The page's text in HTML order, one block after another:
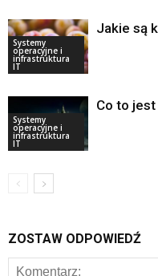
Systemy
operacyjne i
infrastruktura
IT
Jakie są
Systemy
operacyjne i
infrastruktura
IT
Co to
ZOSTAW ODPOWIEDŹ